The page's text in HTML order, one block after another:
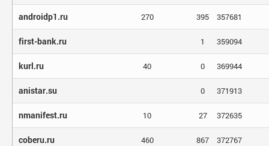
androidp1.ru 270 395 357681
first-bank.ru 1 359094
kurl.ru 40 0 369944
anistar.su 0 371913
nmanifest.ru 10 27 372635
coberu.ru 460 867 372767